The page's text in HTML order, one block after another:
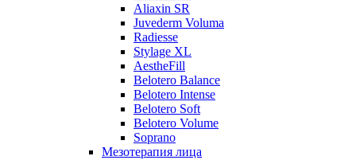
Aliaxin SR
Juvederm Voluma
Radiesse
Stylage XL
AestheFill
Belotero Balance
Belotero Intense
Belotero Soft
Belotero Volume
Soprano
Мезотерапия лица